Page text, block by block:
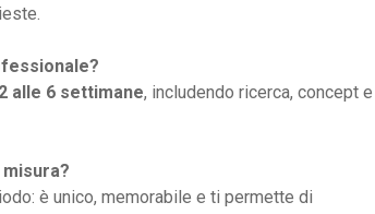
2 alle 6 settimane, includendo ricerca, concept e
è unico, memorabile e ti permette di